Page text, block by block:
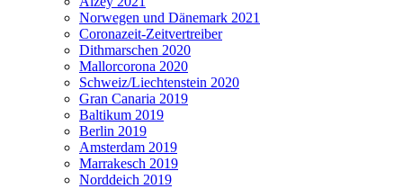
Norwegen und Dänemark 2021
Coronazeit-Zeitvertreiber
Dithmarschen 2020
Mallorcorona 2020
Schweiz/Liechtenstein 2020
Gran Canaria 2019
Baltikum 2019
Berlin 2019
Amsterdam 2019
Marrakesch 2019
Norddeich 2019